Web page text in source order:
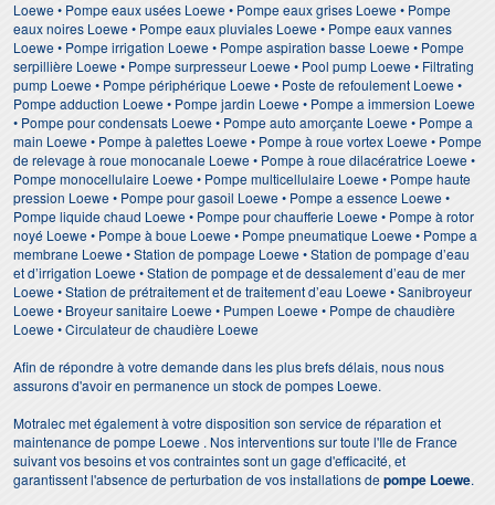
Loewe • Pompe eaux usées Loewe • Pompe eaux grises Loewe • Pompe
eaux noires Loewe • Pompe eaux pluviales Loewe • Pompe eaux vannes
Loewe • Pompe irrigation Loewe • Pompe aspiration basse Loewe • Pompe
serpillière Loewe • Pompe surpresseur Loewe • Pool pump Loewe • Filtrating
pump Loewe • Pompe périphérique Loewe • Poste de refoulement Loewe •
Pompe adduction Loewe • Pompe jardin Loewe • Pompe a immersion Loewe
• Pompe pour condensats Loewe • Pompe auto amorçante Loewe • Pompe a
main Loewe • Pompe à palettes Loewe • Pompe à roue vortex Loewe • Pompe
de relevage à roue monocanale Loewe • Pompe à roue dilacératrice Loewe •
Pompe monocellulaire Loewe • Pompe multicellulaire Loewe • Pompe haute
pression Loewe • Pompe pour gasoil Loewe • Pompe a essence Loewe •
Pompe liquide chaud Loewe • Pompe pour chaufferie Loewe • Pompe à rotor
noyé Loewe • Pompe à boue Loewe • Pompe pneumatique Loewe • Pompe a
membrane Loewe • Station de pompage Loewe • Station de pompage d’eau
et d’irrigation Loewe • Station de pompage et de dessalement d’eau de mer
Loewe • Station de prétraitement et de traitement d’eau Loewe • Sanibroyeur
Loewe • Broyeur sanitaire Loewe • Pumpen Loewe • Pompe de chaudière
Loewe • Circulateur de chaudière Loewe
Afin de répondre à votre demande dans les plus brefs délais, nous nous
assurons d'avoir en permanence un stock de pompes Loewe.
Motralec met également à votre disposition son service de réparation et
maintenance de pompe Loewe . Nos interventions sur toute l'Ile de France
suivant vos besoins et vos contraintes sont un gage d'efficacité, et
garantissent l'absence de perturbation de vos installations depompe Loewe.